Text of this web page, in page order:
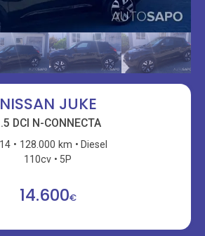
NISSAN JUKE
DCI N-CONNECTA
128.000 km
Diesel
110cv
5P
14.600€